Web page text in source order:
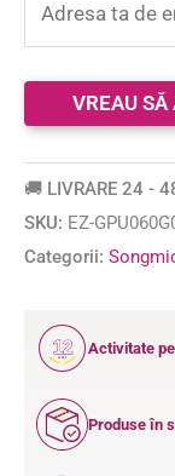
🚚 LIVRARE 24 -
SKU: EZ-
Categorii:
12
ANI
Activitate
Produse în